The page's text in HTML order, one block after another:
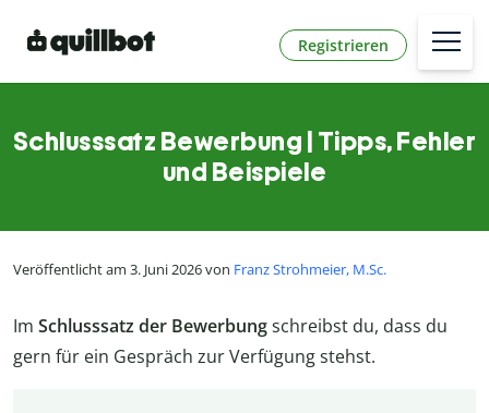
Registrieren
Schlusssatz Bewerbung | Tipps, Fehler
und Beispiele
Veröffentlicht am 3. Juni 2026 von Franz Strohmeier, M.Sc.
Im Schlusssatz der Bewerbungschreibst du, dass du
gern für ein Gespräch zur Verfügung stehst.